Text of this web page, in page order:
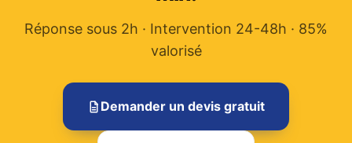
Réponse sous 2h · Intervention 24-48h · 85%
valorisé
Demander un devis gratuit